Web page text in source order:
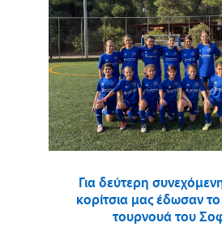
Για δεύτερη
κορίτσια μας έδωσαν
τουρνουά του